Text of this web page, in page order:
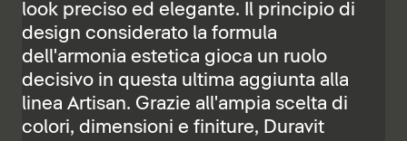
look preciso ed elegante. Il principio di
design considerato la formula
dell'armonia estetica gioca un ruolo
decisivo in questa ultima aggiunta alla
linea Artisan. Grazie all'ampia scelta di
colori, dimensioni e finiture, Duravit